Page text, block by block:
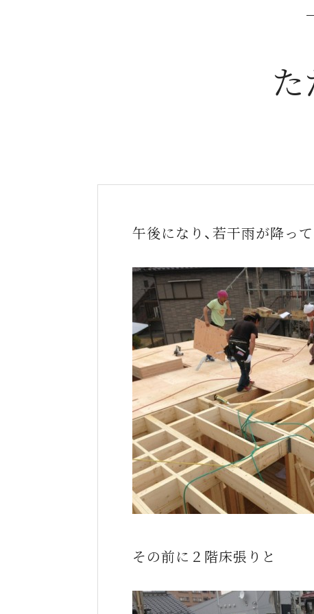
午後になり、若干雨が降っ
その前に２階床張りと